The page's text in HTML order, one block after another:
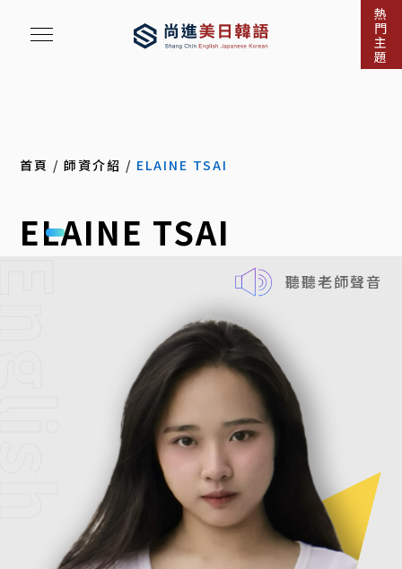
熱
門
主
題
首頁 /師資介紹 / ELAINE TSAI
ELAINE TSAI
聽聽老師聲音